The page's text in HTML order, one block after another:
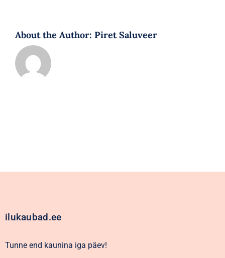
About the Author: Piret Saluveer
ilukaubad.ee
Tunne end kaunina iga päev!